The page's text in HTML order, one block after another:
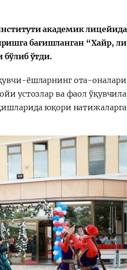
академик
бағишланган “Хайр,
бўлиб ўтди.
ёшларнинг ота-
устозлар ва фаол
юқори